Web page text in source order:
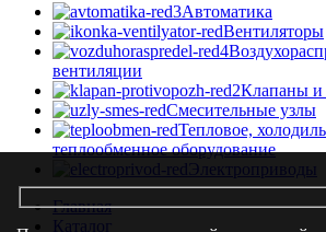
Автоматика
Вентиляторы
вентиляции
Клапаны и
Смесительные узлы
Тепловое,
теплообменное оборудование
Электроприводы
Главная
Каталог